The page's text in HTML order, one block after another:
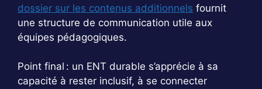
dossier sur les contenus additionnels fournit
une structure de communication utile aux
équipes pédagogiques.
Point final : un ENT durable s’apprécie à sa
capacité à rester inclusif, à se connecter